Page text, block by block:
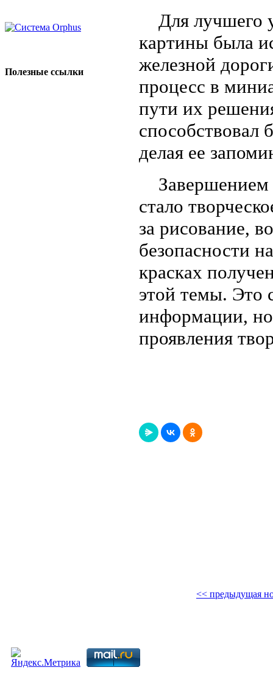
Полезные ссылки
Для лучшего
картины была
железной
процесс в
пути их
делая ее
Завершением
стало
за рисование,
безопасности
красках
этой темы. Это
информации,
проявления
<< предыдущая